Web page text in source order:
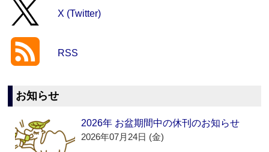
X (Twitter)
RSS
お知らせ
2026年 お盆期間中の休刊のお知らせ
2026年07月24日 (金)